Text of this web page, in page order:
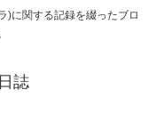
)に関する記録を綴ったブロ
誌